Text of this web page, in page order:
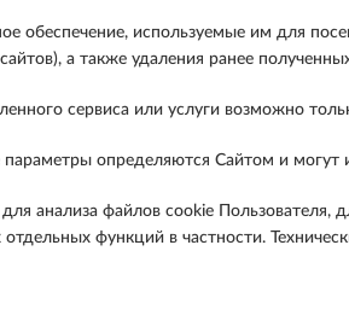
обеспечение, используемые им для
а также удаления ранее
сервиса или услуги возможно
определяются Сайтом и могут
анализа файлов cookie
функций в частности.